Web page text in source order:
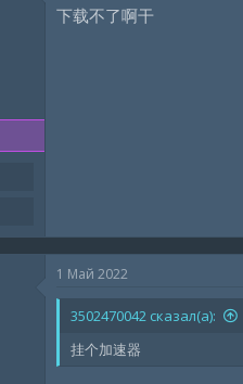
下载不了啊干
1 Май 2022
3502470042 сказал(а):
挂个加速器